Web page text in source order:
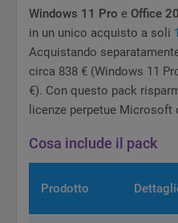
Windows 11 Pro e Office
in un unico acquisto a soli
Acquistando
circa 838 € (Windows 11
€). Con questo pack
licenze perpetue Microsoft
Cosa include il pack
Prodotto